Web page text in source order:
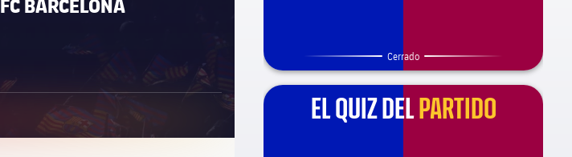
Cerrado
EL QUIZ DEL PARTIDO